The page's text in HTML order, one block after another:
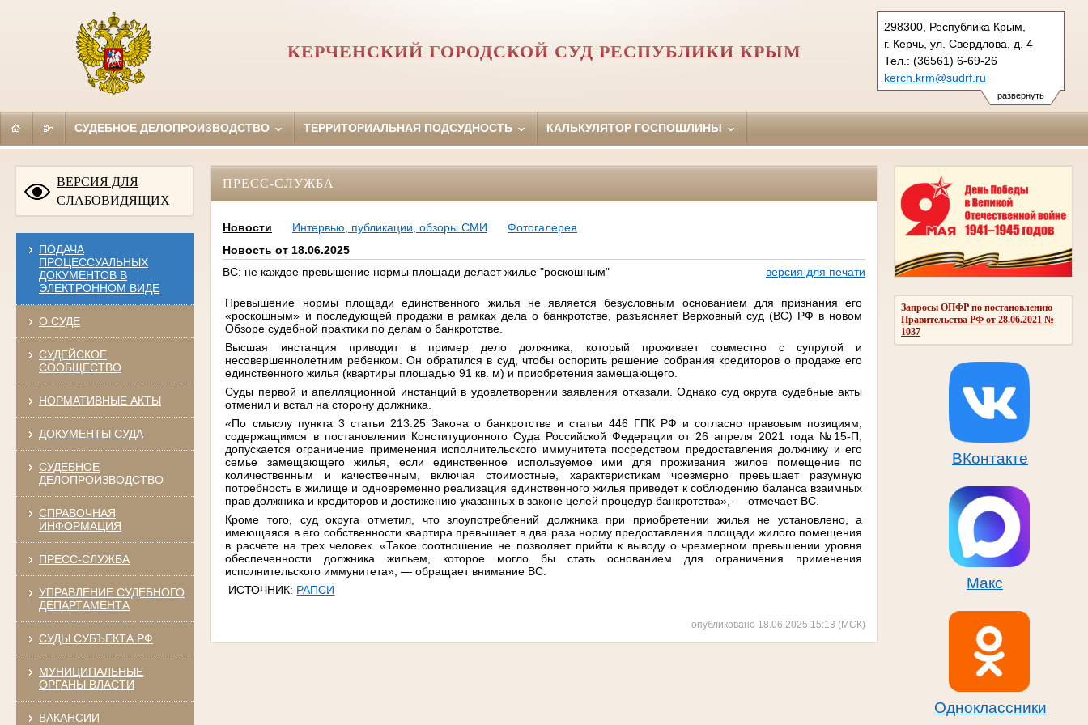
развернуть
298300, Республика Крым,
г. Керчь, ул. Свердлова, д. 4
Тел.: (36561) 6-69-26
kerch.krm@sudrf.ru
КЕРЧЕНСКИЙ ГОРОДСКОЙ СУД РЕСПУБЛИКИ КРЫМ
СУДЕБНОЕ ДЕЛОПРОИЗВОДСТВО ТЕРРИТОРИАЛЬНАЯ ПОДСУДНОСТЬ КАЛЬКУЛЯТОР ГОСПОШЛИНЫ
ВЕРСИЯ ДЛЯ
СЛАБОВИДЯЩИХ
ПОДАЧА
ПРОЦЕССУАЛЬНЫХ
ДОКУМЕНТОВ В
ЭЛЕКТРОННОМ ВИДЕ
О СУДЕ
СУДЕЙСКОЕ
СООБЩЕСТВО
НОРМАТИВНЫЕ АКТЫ
ДОКУМЕНТЫ СУДА
СУДЕБНОЕ
ДЕЛОПРОИЗВОДСТВО
СПРАВОЧНАЯ
ИНФОРМАЦИЯ
ПРЕСС-СЛУЖБА
УПРАВЛЕНИЕ СУДЕБНОГО
ДЕПАРТАМЕНТА
СУДЫ СУБЪЕКТА РФ
МУНИЦИПАЛЬНЫЕ
ОРГАНЫ ВЛАСТИ
ВАКАНСИИ
Запросы ОПФР по постановлению
Правительства РФ от 28.06.2021 №
1037
ВКонтакте
Макс
Одноклассники
ПРЕСС-СЛУЖБА
Новости Интервью, публикации, обзоры СМИ
Фотогалерея
Новость от 18.06.2025
ВС: не каждое превышение нормы площади делает жилье "роскошным"
версия для печати
Превышение нормы площади единственного жилья не является безусловным основанием для признания его
«роскошным» и последующей продажи в рамках дела о банкротстве, разъясняет Верховный суд (ВС) РФ в новом
Обзоре судебной практики по делам о банкротстве.
Высшая инстанция приводит в пример дело должника, который проживает совместно с супругой и
несовершеннолетним ребенком. Он обратился в суд, чтобы оспорить решение собрания кредиторов о продаже его
единственного жилья (квартиры площадью 91 кв. м) и приобретения замещающего.
Суды первой и апелляционной инстанций в удовлетворении заявления отказали. Однако суд округа судебные акты
отменил и встал на сторону должника.
«По смыслу пункта 3 статьи 213.25 Закона о банкротстве и статьи 446 ГПК РФ и согласно правовым позициям,
содержащимся в постановлении Конституционного Суда Российской Федерации от 26 апреля 2021 года №15-П,
допускается ограничение применения исполнительского иммунитета посредством предоставления должнику и его
семье замещающего жилья, если единственное используемое ими для проживания жилое помещение по
количественным и качественным, включая стоимостные, характеристикам чрезмерно превышает разумную
потребность в жилище и одновременно реализация единственного жилья приведет к соблюдению баланса взаимных
прав должника и кредиторов и достижению указанных в законе целей процедур банкротства», — отмечает ВС.
Кроме того, суд округа отметил, что злоупотреблений должника при приобретении жилья не установлено, а
имеющаяся в его собственности квартира превышает в два раза норму предоставления площади жилого помещения
в расчете на трех человек. «Такое соотношение не позволяет прийти к выводу о чрезмерном превышении уровня
обеспеченности должника жильем, которое могло бы стать основанием для ограничения применения
исполнительского иммунитета», — обращает внимание ВС.
ИСТОЧНИК: РАПСИ
опубликовано 18.06.2025 15:13 (МСК)